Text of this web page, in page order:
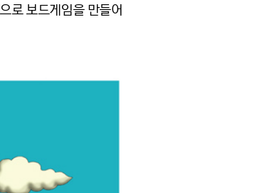
로 보드게임을 만들어